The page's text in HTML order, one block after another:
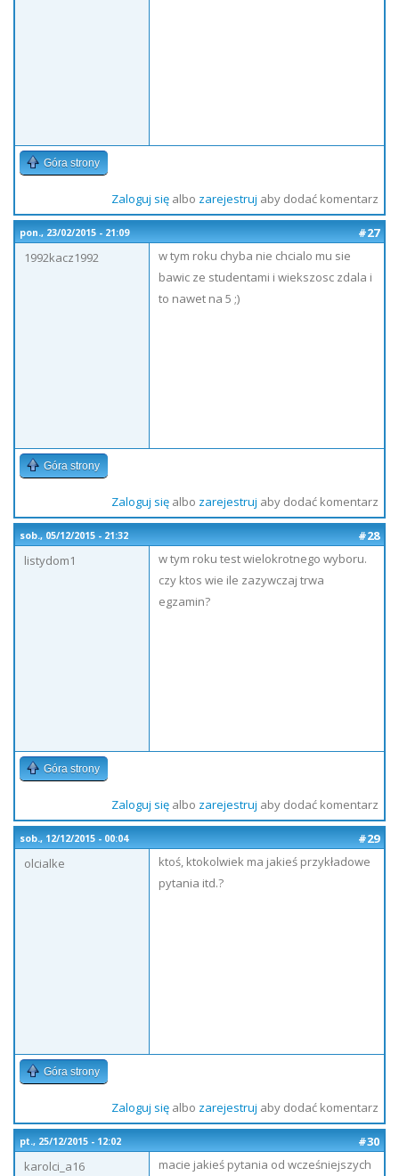
Góra strony
Zaloguj sięalbo zarejestruj aby dodać komentarz
pon., 23/02/2015 - 21:09
#27
1992kacz1992
w tym roku chyba nie chcialo mu sie
bawic ze studentami i wiekszosc zdala i
to nawet na 5 ;)
Góra strony
Zaloguj sięalbo zarejestruj aby dodać komentarz
sob., 05/12/2015 - 21:32
#28
listydom1
w tym roku test wielokrotnego wyboru.
czy ktos wie ile zazywczaj trwa
egzamin?
Góra strony
Zaloguj sięalbo zarejestruj aby dodać komentarz
sob., 12/12/2015 - 00:04
#29
olcialke
ktoś, ktokolwiek ma jakieś przykładowe
pytania itd.?
Góra strony
Zaloguj sięalbo zarejestruj aby dodać komentarz
pt., 25/12/2015 - 12:02
#30
karolci_a16
macie jakieś pytania od wcześniejszych